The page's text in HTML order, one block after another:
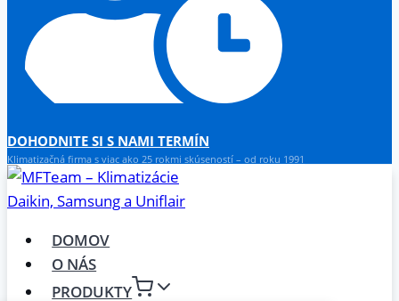
DOHODNITE SI S NAMI TERMÍN
Klimatizačná firma s viac ako 25 rokmi skúseností – od roku 1991
DOMOV
O NÁS
PRODUKTY